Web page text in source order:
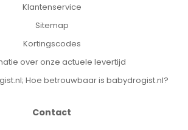
Klantenservice
Sitemap
Kortingscodes
over onze actuele levertijd
Hoe betrouwbaar is babydrogist.nl?
Contact